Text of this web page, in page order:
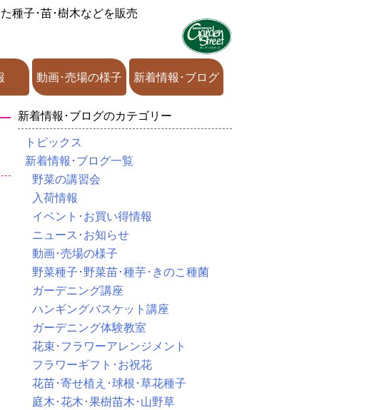
種子･苗･樹木などを販売
動画･売場の様子 新着情報･ブログ
新着情報･ブログのカテゴリー
トピックス
新着情報･ブログ一覧
野菜の講習会
入荷情報
イベント･お買い得情報
ニュース･お知らせ
動画･売場の様子
野菜種子･野菜苗･種芋･きのこ種菌
ガーデニング講座
ハンギングバスケット講座
ガーデニング体験教室
花束･フラワーアレンジメント
フラワーギフト･お祝花
花苗･寄せ植え･球根･草花種子
庭木･花木･果樹苗木･山野草